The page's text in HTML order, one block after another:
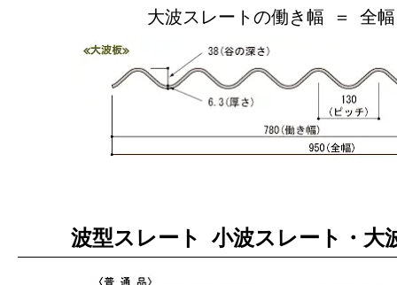
大波スレートの働き幅 ＝ 全
波型スレート 小波スレート・大